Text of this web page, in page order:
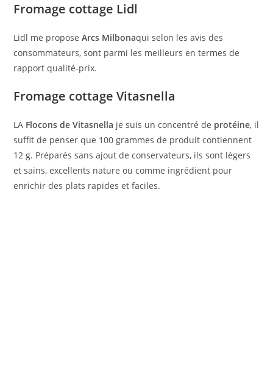
Fromage cottage Lidl
Lidl me proposeArcs Milbonaqui selon les avis des
consommateurs, sont parmi les meilleurs en termes de
rapport qualité-prix.
Fromage cottage Vitasnella
LA Flocons de Vitasnella je suis un concentré de protéine, il
suffit de penser que 100 grammes de produit contiennent
12 g. Préparés sans ajout de conservateurs, ils sont légers
et sains, excellents nature ou comme ingrédient pour
enrichir des plats rapides et faciles.